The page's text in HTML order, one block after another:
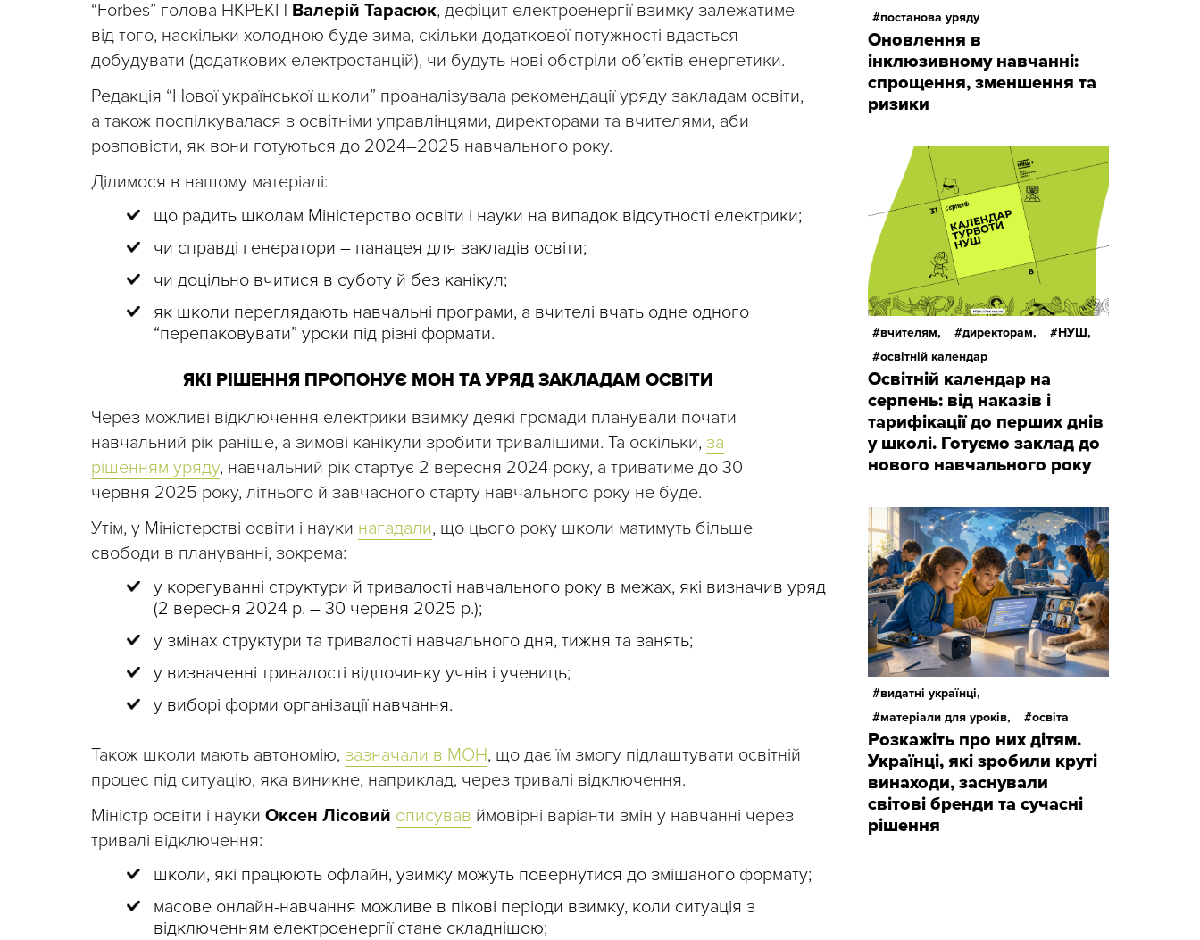
“Forbes” голова НКРЕКП Валерій Тарасюк, дефіцит електроенергії взимку залежатиме
від того, наскільки холодною буде зима, скільки додаткової потужності вдасться
добудувати (додаткових електростанцій), чи будуть нові обстріли об’єктів енергетики.
Редакція “Нової української школи” проаналізувала рекомендації уряду закладам освіти,
а також поспілкувалася з освітніми управлінцями, директорами та вчителями, аби
розповісти, як вони готуються до 2024–2025 навчального року.
Ділимося в нашому матеріалі:
що радить школам Міністерство освіти і науки на випадок відсутності електрики;
чи справді генератори – панацея для закладів освіти;
чи доцільно вчитися в суботу й без канікул;
як школи переглядають навчальні програми, а вчителі вчать одне одного
“перепаковувати” уроки під різні формати.
ЯКІ РІШЕННЯ ПРОПОНУЄ МОН ТА УРЯД ЗАКЛАДАМ ОСВІТИ
Через можливі відключення електрики взимку деякі громади планували почати
навчальний рік раніше, а зимові канікули зробити тривалішими. Та оскільки, за
рішенням уряду, навчальний рік стартує 2 вересня 2024 року, а триватиме до 30
червня 2025 року, літнього й завчасного старту навчального року не буде.
Утім, у Міністерстві освіти і науки нагадали, що цього року школи матимуть більше
свободи в плануванні, зокрема:
у корегуванні структури й тривалості навчального року в межах, які визначив уряд
(2 вересня 2024 р. – 30 червня 2025 р.);
у змінах структури та тривалості навчального дня, тижня та занять;
у визначенні тривалості відпочинку учнів і учениць;
у виборі форми організації навчання.
Також школи мають автономію, зазначали в МОН, що дає їм змогу підлаштувати освітній
процес під ситуацію, яка виникне, наприклад, через тривалі відключення.
Міністр освіти і науки Оксен Лісовий описував ймовірні варіанти змін у навчанні через
тривалі відключення:
школи, які працюють офлайн, узимку можуть повернутися до змішаного формату;
масове онлайн-навчання можливе в пікові періоди взимку, коли ситуація з
відключенням електроенергії стане складнішою;
постанова уряду
Оновлення в
інклюзивному навчанні:
спрощення, зменшення та
ризики
вчителям, директорам,
НУШ,
освітній календар
Освітній календар на
серпень: від наказів і
тарифікації до перших днів
у школі. Готуємо заклад до
нового навчального року
видатні українці,
матеріали для уроків,
освіта
Розкажіть про них дітям.
Українці, які зробили круті
винаходи, заснували
світові бренди та сучасні
рішення